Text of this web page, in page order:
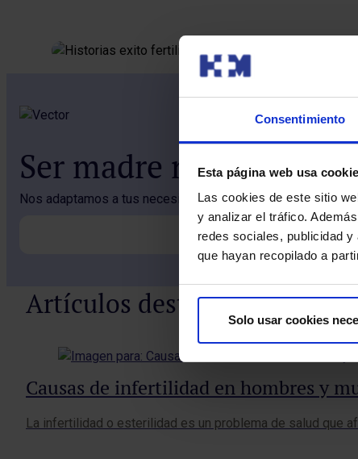
Consentimiento
Esta página web usa
Las cookies de este sitio
y analizar el tráfico.
redes sociales, publicidad
que hayan recopilado a
Solo usar cookies
Ser madre no siempre
Nos adaptamos a tus necesidades, consulta nuestras
Artículos destacados
Causas de infertilidad en hombres y
La infertilidad o esterilidad es un problema de salud que